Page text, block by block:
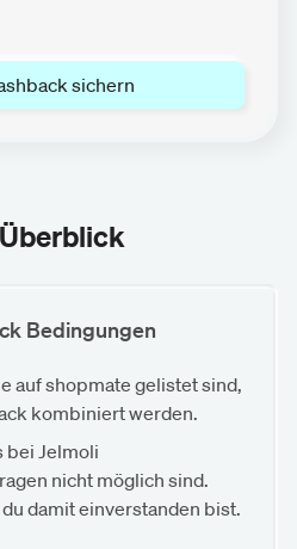
Bedingungen
auf shopmate gelistet sind,
kombiniert werden.
bei Jelmoli
nicht möglich sind.
damit einverstanden bist.
sichern